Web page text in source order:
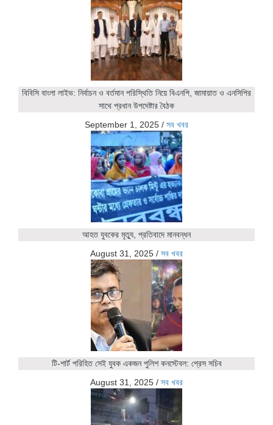
বিবিসি বাংলা লাইভ: নির্বাচন ও বর্তমান পরিস্থিতি নিয়ে বিএনপি, জামায়াত ও এনসিপির
সাথে প্রধান উপদেষ্টার বৈঠক
September 1, 2025 / সব খবর
আহত যুবকের মৃত্যু, প্রতিবাদে মানবন্ধন
August 31, 2025 / সব খবর
টি-শার্ট পরিহিত সেই যুবক একজন পুলিশ কনস্টেবল: প্রেস সচিব
August 31, 2025 / সব খবর